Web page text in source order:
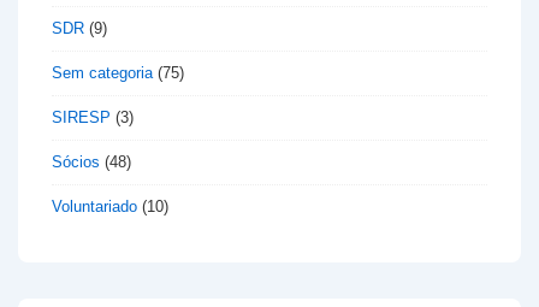
SDR (9)
Sem categoria (75)
SIRESP (3)
Sócios (48)
Voluntariado (10)